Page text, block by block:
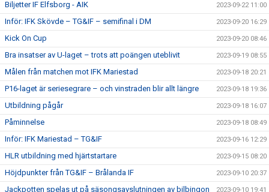
Biljetter IF Elfsborg - AIK 2023-09-22 11:00
Inför: IFK Skövde – TG&IF – semifinal i DM 2023-09-20 16:29
Kick On Cup 2023-09-20 08:46
Bra insatser av U-laget – trots att poängen uteblivit 2023-09-19 08:55
Målen från matchen mot IFK Mariestad 2023-09-18 20:21
P16-laget är seriesegrare – och vinstraden blir allt längre 2023-09-18 19:36
Utbildning pågår 2023-09-18 16:07
Påminnelse 2023-09-18 08:49
Inför: IFK Mariestad – TG&IF 2023-09-16 12:29
HLR utbildning med hjärtstartare 2023-09-15 08:20
Höjdpunkter från TG&IF – Brålanda IF 2023-09-10 20:37
Jackpotten spelas ut på säsongsavslutningen av bilbingon 2023-09-10 19:41